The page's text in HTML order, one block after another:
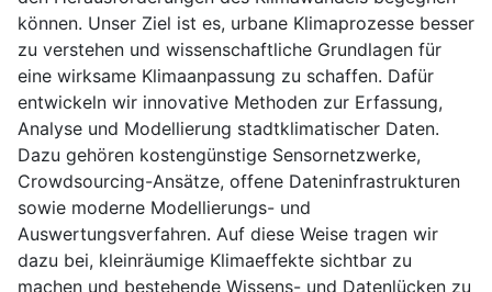
können. Unser Ziel ist es, urbane Klimaprozesse besser
zu verstehen und wissenschaftliche Grundlagen für
eine wirksame Klimaanpassung zu schaffen. Dafür
entwickeln wir innovative Methoden zur Erfassung,
Analyse und Modellierung stadtklimatischer Daten.
Dazu gehören kostengünstige Sensornetzwerke,
Crowdsourcing-Ansätze, offene Dateninfrastrukturen
sowie moderne Modellierungs- und
Auswertungsverfahren. Auf diese Weise tragen wir
dazu bei, kleinräumige Klimaeffekte sichtbar zu
machen und bestehende Wissens- und Datenlücken zu